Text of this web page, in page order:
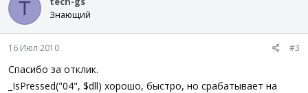
T Знающий
16 Июл 2010 #3
Спасибо за отклик.
_IsPressed("04", $dll) хорошо, быстро, но срабатывает на